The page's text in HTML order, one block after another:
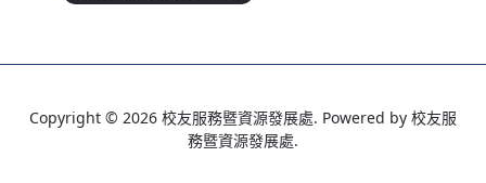
Copyright © 2026 校友服務暨資源發展處. Powered by 校友服
務暨資源發展處.